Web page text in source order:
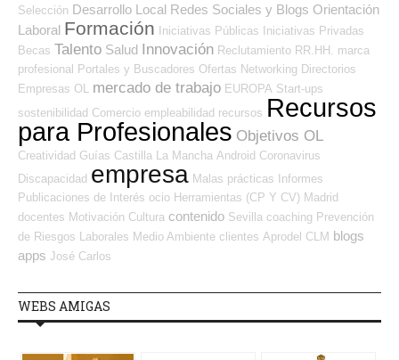
Selección Desarrollo Local Redes Sociales y Blogs Orientación
Laboral Formación Iniciativas Públicas Iniciativas Privadas
Becas Talento Salud Innovación Reclutamiento RR.HH.
marca
profesional Portales y Buscadores Ofertas Networking Directorios
Empresas OL
mercado de trabajo EUROPA Start-ups
sostenibilidad Comercio empleabilidad recursos Recursos
para Profesionales Objetivos OL
Creatividad Guías Castilla La Mancha Android Coronavirus
Discapacidad empresa Malas prácticas Informes
Publicaciones de Interés ocio Herramientas (CP Y CV) Madrid
docentes Motivación Cultura contenido Sevilla coaching Prevención
de Riesgos Laborales Medio Ambiente clientes Aprodel CLM blogs
apps José Carlos
WEBS AMIGAS